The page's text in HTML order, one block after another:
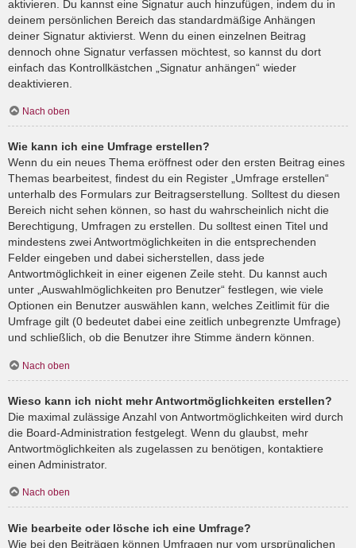
aktivieren. Du kannst eine Signatur auch hinzufügen, indem du in
deinem persönlichen Bereich das standardmäßige Anhängen
deiner Signatur aktivierst. Wenn du einen einzelnen Beitrag
dennoch ohne Signatur verfassen möchtest, so kannst du dort
einfach das Kontrollkästchen „Signatur anhängen“ wieder
deaktivieren.
Nach oben
Wie kann ich eine Umfrage erstellen?
Wenn du ein neues Thema eröffnest oder den ersten Beitrag eines
Themas bearbeitest, findest du ein Register „Umfrage erstellen“
unterhalb des Formulars zur Beitragserstellung. Solltest du diesen
Bereich nicht sehen können, so hast du wahrscheinlich nicht die
Berechtigung, Umfragen zu erstellen. Du solltest einen Titel und
mindestens zwei Antwortmöglichkeiten in die entsprechenden
Felder eingeben und dabei sicherstellen, dass jede
Antwortmöglichkeit in einer eigenen Zeile steht. Du kannst auch
unter „Auswahlmöglichkeiten pro Benutzer“ festlegen, wie viele
Optionen ein Benutzer auswählen kann, welches Zeitlimit für die
Umfrage gilt (0 bedeutet dabei eine zeitlich unbegrenzte Umfrage)
und schließlich, ob die Benutzer ihre Stimme ändern können.
Nach oben
Wieso kann ich nicht mehr Antwortmöglichkeiten erstellen?
Die maximal zulässige Anzahl von Antwortmöglichkeiten wird durch
die Board-Administration festgelegt. Wenn du glaubst, mehr
Antwortmöglichkeiten als zugelassen zu benötigen, kontaktiere
einen Administrator.
Nach oben
Wie bearbeite oder lösche ich eine Umfrage?
Wie bei den Beiträgen können Umfragen nur vom ursprünglichen